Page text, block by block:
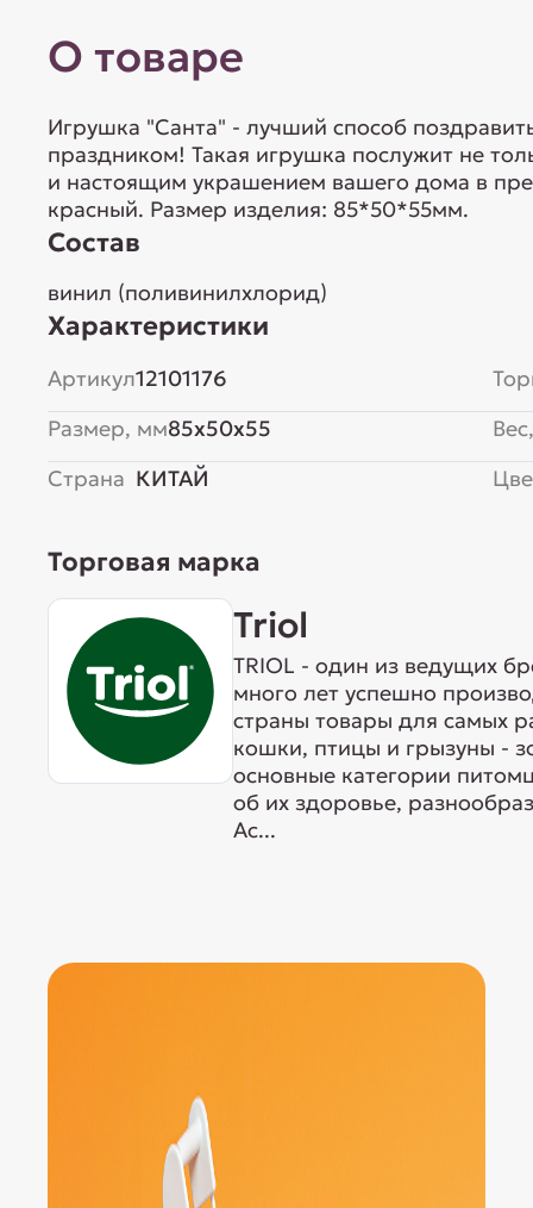
О товаре
Игрушка "Санта" - лучший способ
праздником! Такая игрушка послужит не
и настоящим украшением вашего дома в
красный. Размер изделия: 85*50*55мм.
Состав
винил (поливинилхлорид)
Характеристики
Артикул12101176
Размер, мм85x50x55
Страна КИТАЙ
Торговая марка
Triol
TRIOL - один из ведущих
много лет успешно
страны товары для самых
кошки, птицы и грызуны -
основные категории
об их здоровье,
Ас...